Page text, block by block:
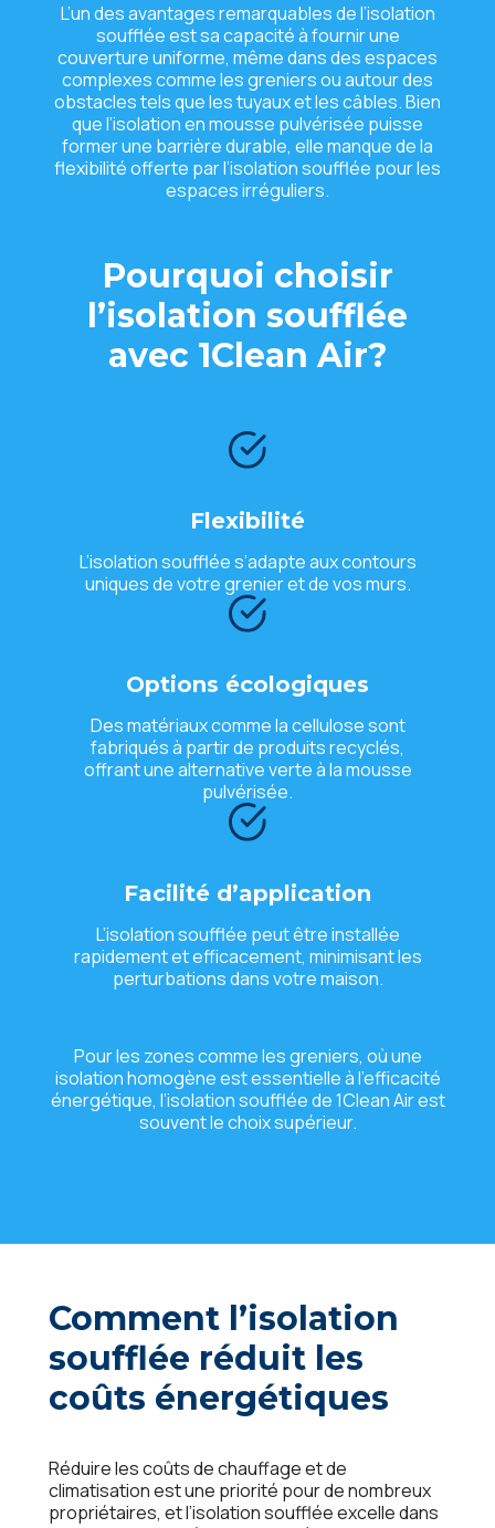
L’un des avantages remarquables de l’isolation
soufflée est sa capacité à fournir une
couverture uniforme, même dans des espaces
complexes comme les greniers ou autour des
obstacles tels que les tuyaux et les câbles. Bien
que l’isolation en mousse pulvérisée puisse
former une barrière durable, elle manque de la
flexibilité offerte par l’isolation soufflée pour les
espaces irréguliers.
Pourquoi choisir
l’isolation soufflée
avec 1Clean Air?
Flexibilité
L’isolation soufflée s’adapte aux contours
uniques de votre grenier et de vos murs.
Options écologiques
Des matériaux comme la cellulose sont
fabriqués à partir de produits recyclés,
offrant une alternative verte à la mousse
pulvérisée.
Facilité d’application
L’isolation soufflée peut être installée
rapidement et efficacement, minimisant les
perturbations dans votre maison.
Pour les zones comme les greniers, où une
isolation homogène est essentielle à l’efficacité
énergétique, l’isolation soufflée de 1Clean Air est
souvent le choix supérieur.
Comment l’isolation
soufflée réduit les
coûts énergétiques
Réduire les coûts de chauffage et de
climatisation est une priorité pour de nombreux
propriétaires, et l’isolation soufflée excelle dans